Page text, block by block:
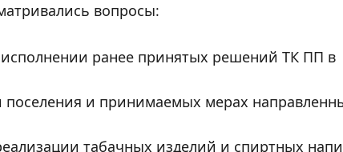
вопросы:
ранее принятых решений ТК ПП в
поселения и принимаемых мерах
табачных изделий и спиртных